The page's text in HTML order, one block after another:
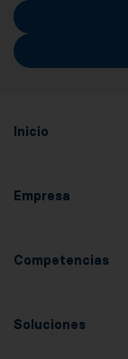
Inicio
Empresa
Competencias
Soluciones